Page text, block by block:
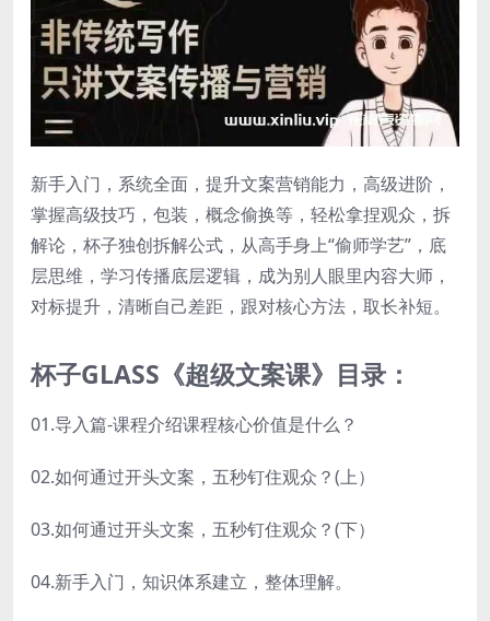
新手入门，系统全面，提升文案营销能力，高级进阶，
掌握高级技巧，包装，概念偷换等，轻松拿捏观众，拆
解论，杯子独创拆解公式，从高手身上“偷师学艺”，底
层思维，学习传播底层逻辑，成为别人眼里内容大师，
对标提升，清晰自己差距，跟对核心方法，取长补短。
杯子GLASS《超级文案课》目录：
01.导入篇-课程介绍课程核心价值是什么？
02.如何通过开头文案，五秒钉住观众？(上）
03.如何通过开头文案，五秒钉住观众？(下）
04.新手入门，知识体系建立，整体理解。